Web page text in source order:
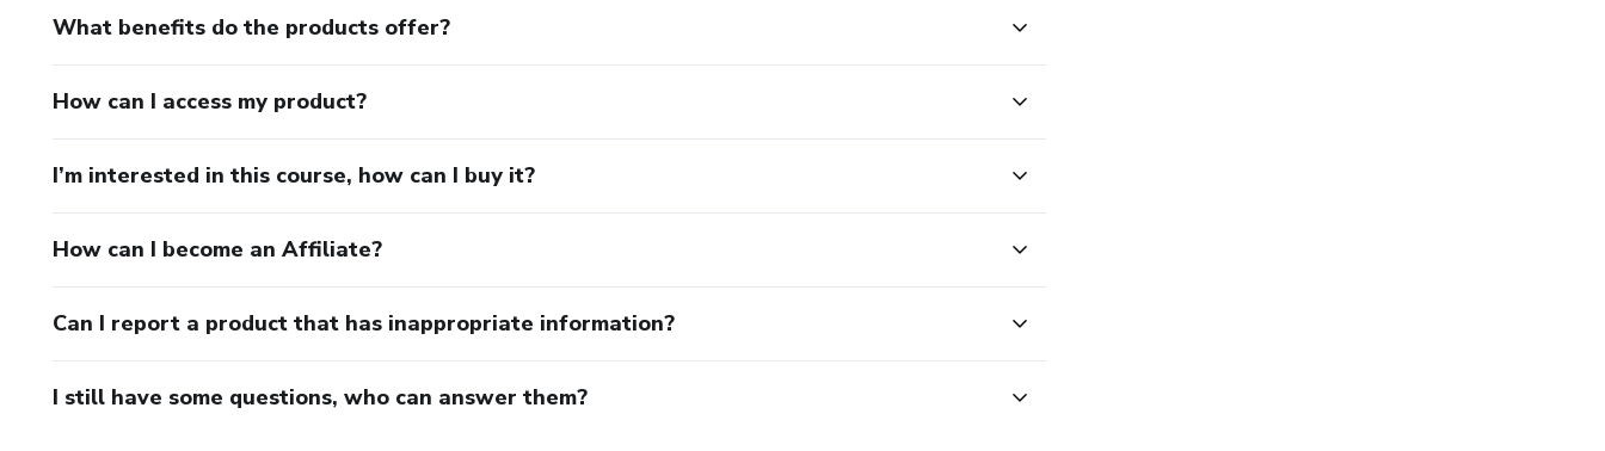
What benefits do the products offer?
How can I access my product?
I’m interested in this course, how can I buy it?
How can I become an Affiliate?
Can I report a product that has inappropriate information?
I still have some questions, who can answer them?